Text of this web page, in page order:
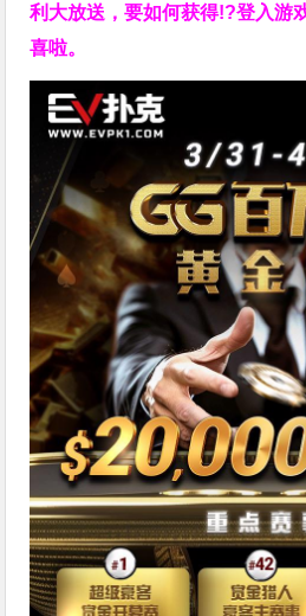
利大放送，要如何获得!?登入游
喜啦。